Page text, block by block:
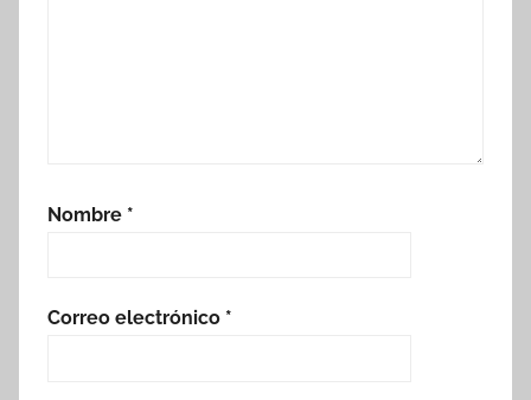
Nombre *
Correo electrónico *